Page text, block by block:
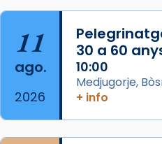
Herodes Agripa (vers
Patró de Galícia,
musulmanes fou
Regnes castellans i
Espanya.
11
ago.
2026
30 a 60
10:00
Medjugorje,
+ info